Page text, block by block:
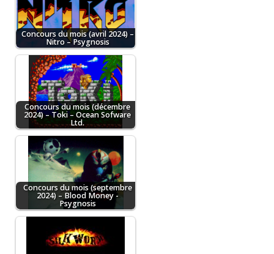
Concours du mois (avril 2024) –
Nitro – Psygnosis
Concours du mois (décembre
2024) – Toki – Ocean Sofware
Ltd.
Concours du mois (septembre
2024) – Blood Money -
Psygnosis